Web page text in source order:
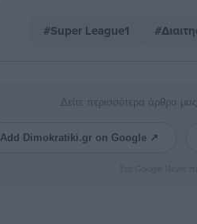
#Super League1
Δείτε περισσότερα άρθρα
Add Dimokratiki.gr on Google ↗